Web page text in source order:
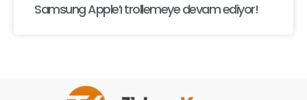
Samsung Apple’ı trollemeye devam ediyor!